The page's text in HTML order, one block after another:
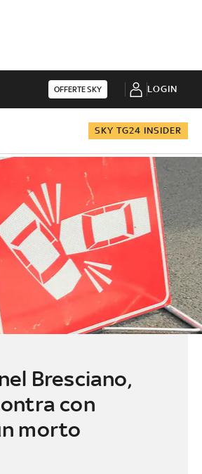
OFFERTE SKY LOGIN
SKY TG24 INSIDER
Bresciano,
con
morto